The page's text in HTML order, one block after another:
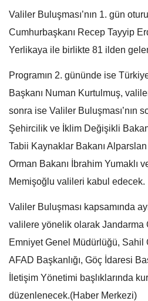
Valiler Buluşması’nın 1. gün
Cumhurbaşkanı Recep Tayyip
Yerlikaya ile birlikte 81 ilden
Programın 2. gününde ise
Başkanı Numan Kurtulmuş,
sonra ise Valiler Buluşması’nın
Şehircilik ve İklim Değişikli
Tabii Kaynaklar Bakanı Alparslan
Orman Bakanı İbrahim Yumaklı
Memişoğlu valileri kabul edecek.
Valiler Buluşması kapsamında
valilere yönelik olarak Jandarma
Emniyet Genel Müdürlüğü, Sahil
AFAD Başkanlığı, Göç İdaresi
İletişim Yönetimi başlıklarında
düzenlenecek.(Haber Merkezi)